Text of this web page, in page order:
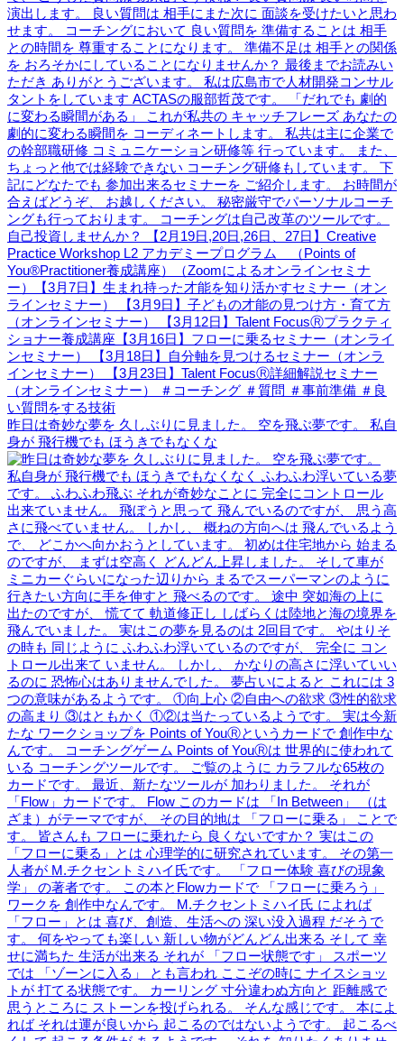
昨日は奇妙な夢を 久しぶりに見ました。 空を飛ぶ夢です。 私自
身が 飛行機でも ほうきでもなくな